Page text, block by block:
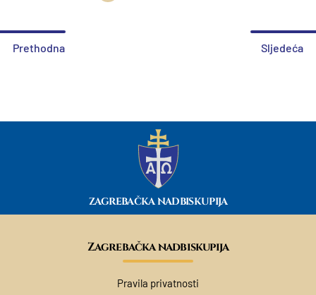
Prethodna Sljedeća
ZAGREBAČKA NADBISKUPIJA
Zagrebačka nadbiskupija
Pravila privatnosti